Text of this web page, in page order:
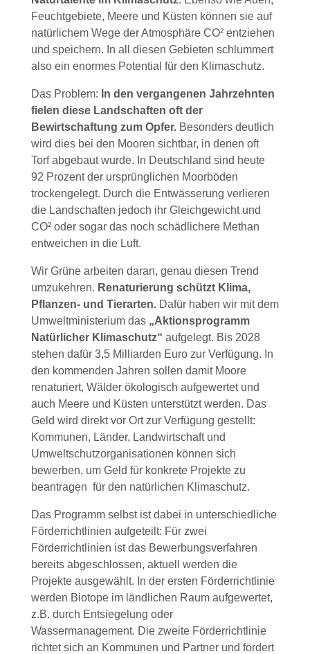
Feuchtgebiete, Meere und Küsten können sie auf
natürlichem Wege der Atmosphäre CO² entziehen
und speichern. In all diesen Gebieten schlummert
also ein enormes Potential für den Klimaschutz.
Das Problem: In den vergangenen Jahrzehnten
fielen diese Landschaften oft der
Bewirtschaftung zum Opfer. Besonders deutlich
wird dies bei den Mooren sichtbar, in denen oft
Torf abgebaut wurde. In Deutschland sind heute
92 Prozent der ursprünglichen Moorböden
trockengelegt. Durch die Entwässerung verlieren
die Landschaften jedoch ihr Gleichgewicht und
CO² oder sogar das noch schädlichere Methan
entweichen in die Luft.
Wir Grüne arbeiten daran, genau diesen Trend
umzukehren. Renaturierung schützt Klima,
Pflanzen- und Tierarten. Dafür haben wir mit dem
Umweltministerium das „Aktionsprogramm
Natürlicher Klimaschutz“ aufgelegt. Bis 2028
stehen dafür 3,5 Milliarden Euro zur Verfügung. In
den kommenden Jahren sollen damit Moore
renaturiert, Wälder ökologisch aufgewertet und
auch Meere und Küsten unterstützt werden. Das
Geld wird direkt vor Ort zur Verfügung gestellt:
Kommunen, Länder, Landwirtschaft und
Umweltschutzorganisationen können sich
bewerben, um Geld für konkrete Projekte zu
beantragen für den natürlichen Klimaschutz.
Das Programm selbst ist dabei in unterschiedliche
Förderrichtlinien aufgeteilt: Für zwei
Förderrichtlinien ist das Bewerbungsverfahren
bereits abgeschlossen, aktuell werden die
Projekte ausgewählt. In der ersten Förderrichtlinie
werden Biotope im ländlichen Raum aufgewertet,
z.B. durch Entsiegelung oder
Wassermanagement. Die zweite Förderrichtlinie
richtet sich an Kommunen und Partner und fördert